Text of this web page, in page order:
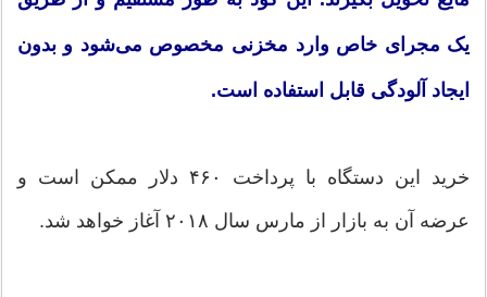
یک مجرای خاص وارد مخزنی مخصوص می‌شود و بدون
ایجاد آلودگی قابل استفاده است.
خرید این دستگاه با پرداخت ۴۶۰ دلار ممکن است و
عرضه آن به بازار از مارس سال ۲۰۱۸ آغاز خواهد شد.